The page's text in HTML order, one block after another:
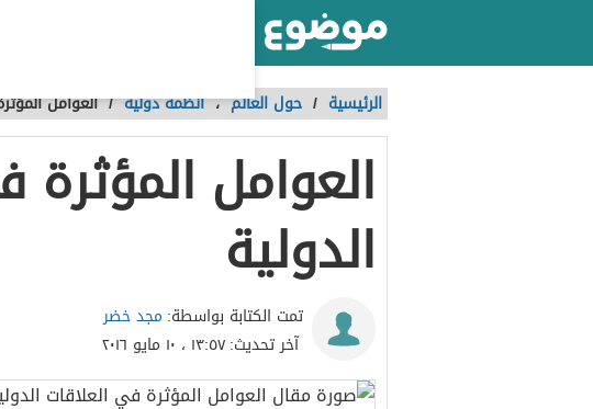
الرئيسية / حول العالم،أنظمة دولية /العوامل
العوامل المؤثرة
الدولية
تمت الكتابة بواسطة: مجد خضر
آخر تحديث:١٣:٥٧ ، ١٠ مايو ٢٠١٦